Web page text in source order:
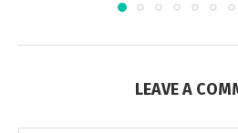
LEAVE A